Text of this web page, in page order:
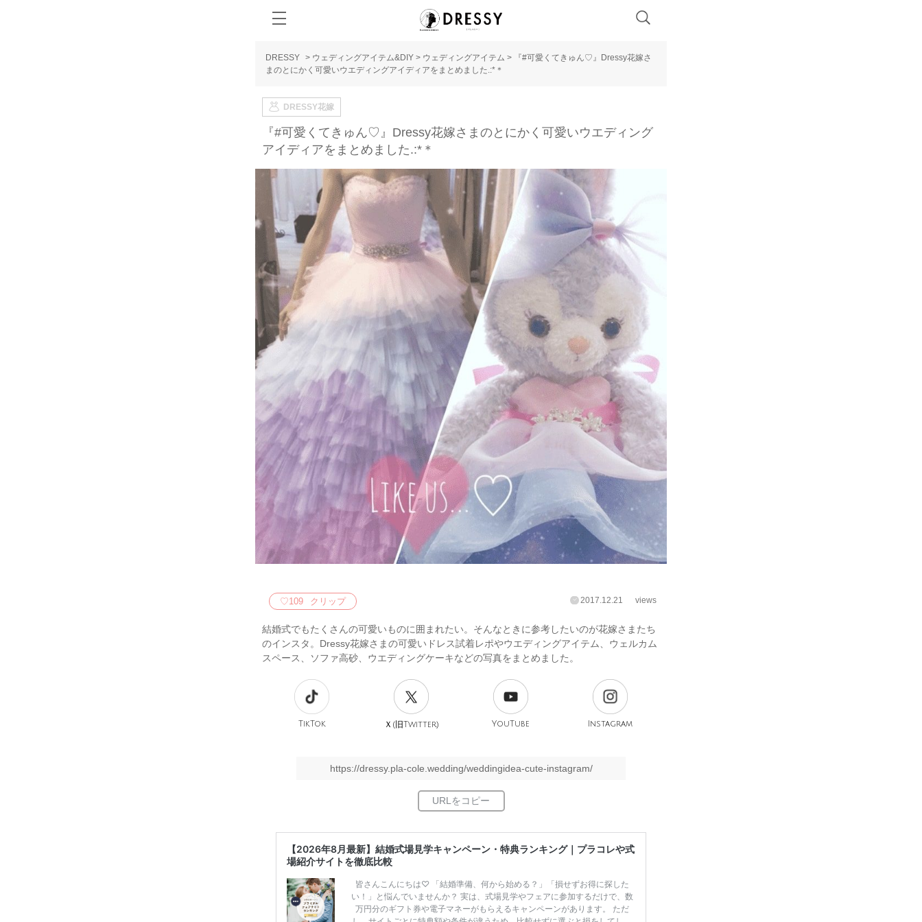
DRESSY > ウェディングアイテム&DIY > ウェディングアイテム >
『#可愛くてきゅん♡』Dressy花嫁さ
まのとにかく可愛いウエディングアイディアをまとめました.:*＊
DRESSY花嫁
『#可愛くてきゅん♡』Dressy花嫁さまのとにかく可愛いウエディング
アイディアをまとめました.:*＊
♡109 クリップ 2017.12.21 views
結婚式でもたくさんの可愛いものに囲まれたい。そんなときに参考したいのが花嫁さまたち
のインスタ。Dressy花嫁さまの可愛いドレス試着レポやウエディングアイテム、ウェルカム
スペース、ソファ高砂、ウエディングケーキなどの写真をまとめました。
TikTok Ｘ(旧Twitter) YouTube Instagram
https://dressy.pla-cole.wedding/weddingidea-cute-instagram/
【2026年8月最新】結婚式場見学キャンペーン・特典ランキング｜プラコレや式
場紹介サイトを徹底比較
皆さんこんにちは♡ 「結婚準備、何から始める？」「損せずお得に探した
い！」と悩んでいませんか？ 実は、式場見学やフェアに参加するだけで、数
万円分のギフト券や電子マネーがもらえるキャンペーンがあります。 ただ